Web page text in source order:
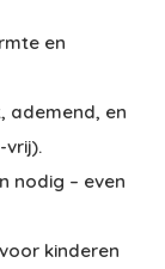
en
ademend, en
vrij).
nodig – even
kinderen